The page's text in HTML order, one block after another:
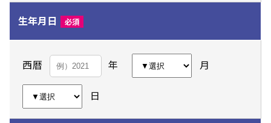
生年月日 必須
西暦 年 月
日